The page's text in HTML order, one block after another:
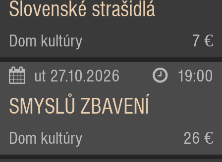
Slovenské strašidlá
Dom kultúry 7 €
ut 27.10.2026 19:00
SMYSLŮ ZBAVENÍ
Dom kultúry 26 €